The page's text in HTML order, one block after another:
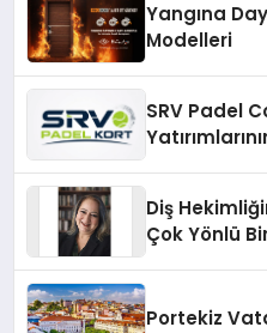
Yangına
Modelleri
SRV Padel
Diş
Çok Yönlü
Portekiz